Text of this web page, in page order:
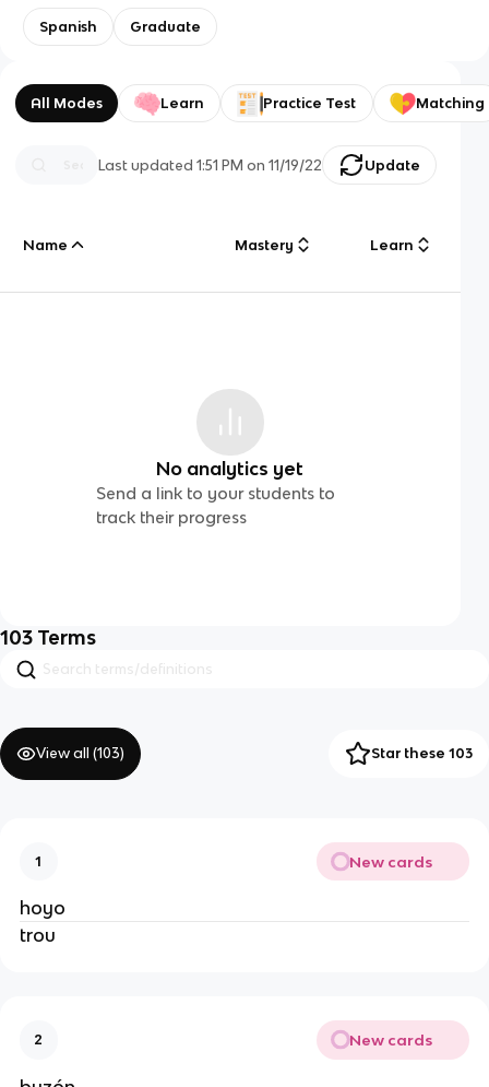
Spanish Graduate
All Modes Learn Practice Test Matching
Last updated1:51 PM on 11/19/22 Update
Name Mastery Learn
No analytics yet
Send a link to your students to
track their progress
103 Terms
View all (103) Star these 103
1 New cards
hoyo
trou
2 New cards